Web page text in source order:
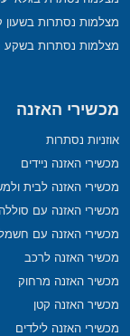
מצלמות נסתרות בשעון
מצלמות נסתרות
מכשירי האזנה
אוזניות נסתרות
מכשירי האזנה ניידים
מכשירי האזנה לבית
מכשירי האזנה עם
מכשירי האזנה עם
מכשיר האזנה לרכב
מכשיר האזנה מרחוק
מכשיר האזנה קטן
מכשירי האזנה לילדים